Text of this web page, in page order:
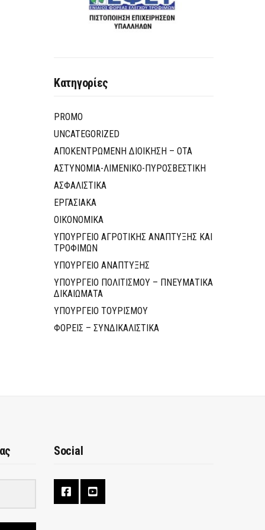
Κατηγορίες
PROMO
UNCATEGORIZED
ΑΠΟΚΕΝΤΡΩΜΕΝΗ ΔΙΟΙΚΗΣΗ – ΟΤΑ
ΑΣΤΥΝΟΜΙΑ-ΛΙΜΕΝΙΚΟ-ΠΥΡΟΣΒΕΣΤΙΚΗ
ΑΣΦΑΛΙΣΤΙΚΑ
ΕΡΓΑΣΙΑΚΑ
ΟΙΚΟΝΟΜΙΚΑ
ΥΠΟΥΡΓΕΙΟ ΑΓΡΟΤΙΚΗΣ ΑΝΑΠΤΥΞΗΣ ΚΑΙ
ΤΡΟΦΙΜΩΝ
ΥΠΟΥΡΓΕΙΟ ΑΝΑΠΤΥΞΗΣ
ΥΠΟΥΡΓΕΙΟ ΠΟΛΙΤΙΣΜΟΥ – ΠΝΕΥΜΑΤΙΚΑ
ΔΙΚΑΙΩΜΑΤΑ
ΥΠΟΥΡΓΕΙΟ ΤΟΥΡΙΣΜΟΥ
ΦΟΡΕΙΣ – ΣΥΝΔΙΚΑΛΙΣΤΙΚΑ
Social